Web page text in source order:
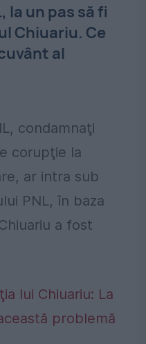
la un pas să fi
Chiuariu. Ce
al
condamnaţi
corupţie la
ar intra sub
PNL, în baza
a fost